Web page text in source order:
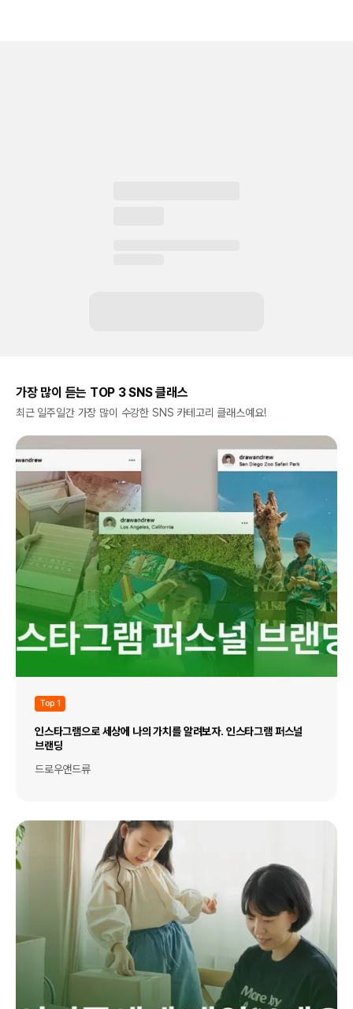
가장 많이 듣는 TOP 3 SNS 클래스
최근 일주일간 가장 많이 수강한 SNS 카테고리 클래스예요!
Top 1
인스타그램으로 세상에 나의 가치를 알려보자. 인스타그램 퍼스널
브랜딩
드로우앤드류